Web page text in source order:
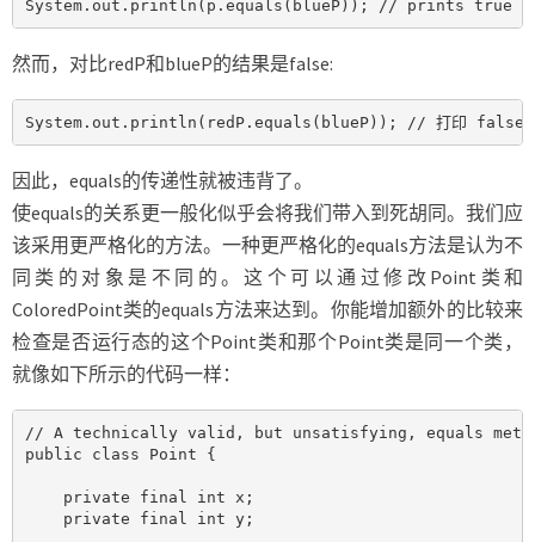
System.out.println(p.equals(blueP)); // prints true
然而，对比redP和blueP的结果是false:
System.out.println(redP.equals(blueP)); // 打印 false
因此，equals的传递性就被违背了。
使equals的关系更一般化似乎会将我们带入到死胡同。我们应
该采用更严格化的方法。一种更严格化的equals方法是认为不
同类的对象是不同的。这个可以通过修改Point类和
ColoredPoint类的equals方法来达到。你能增加额外的比较来
检查是否运行态的这个Point类和那个Point类是同一个类，
就像如下所示的代码一样：
// A technically valid, but unsatisfying, equals
public class Point {
    private final int x;
    private final int y;